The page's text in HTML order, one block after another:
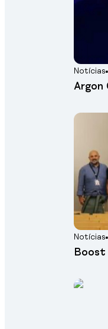
Notícias
Argon
Notícias
Boost